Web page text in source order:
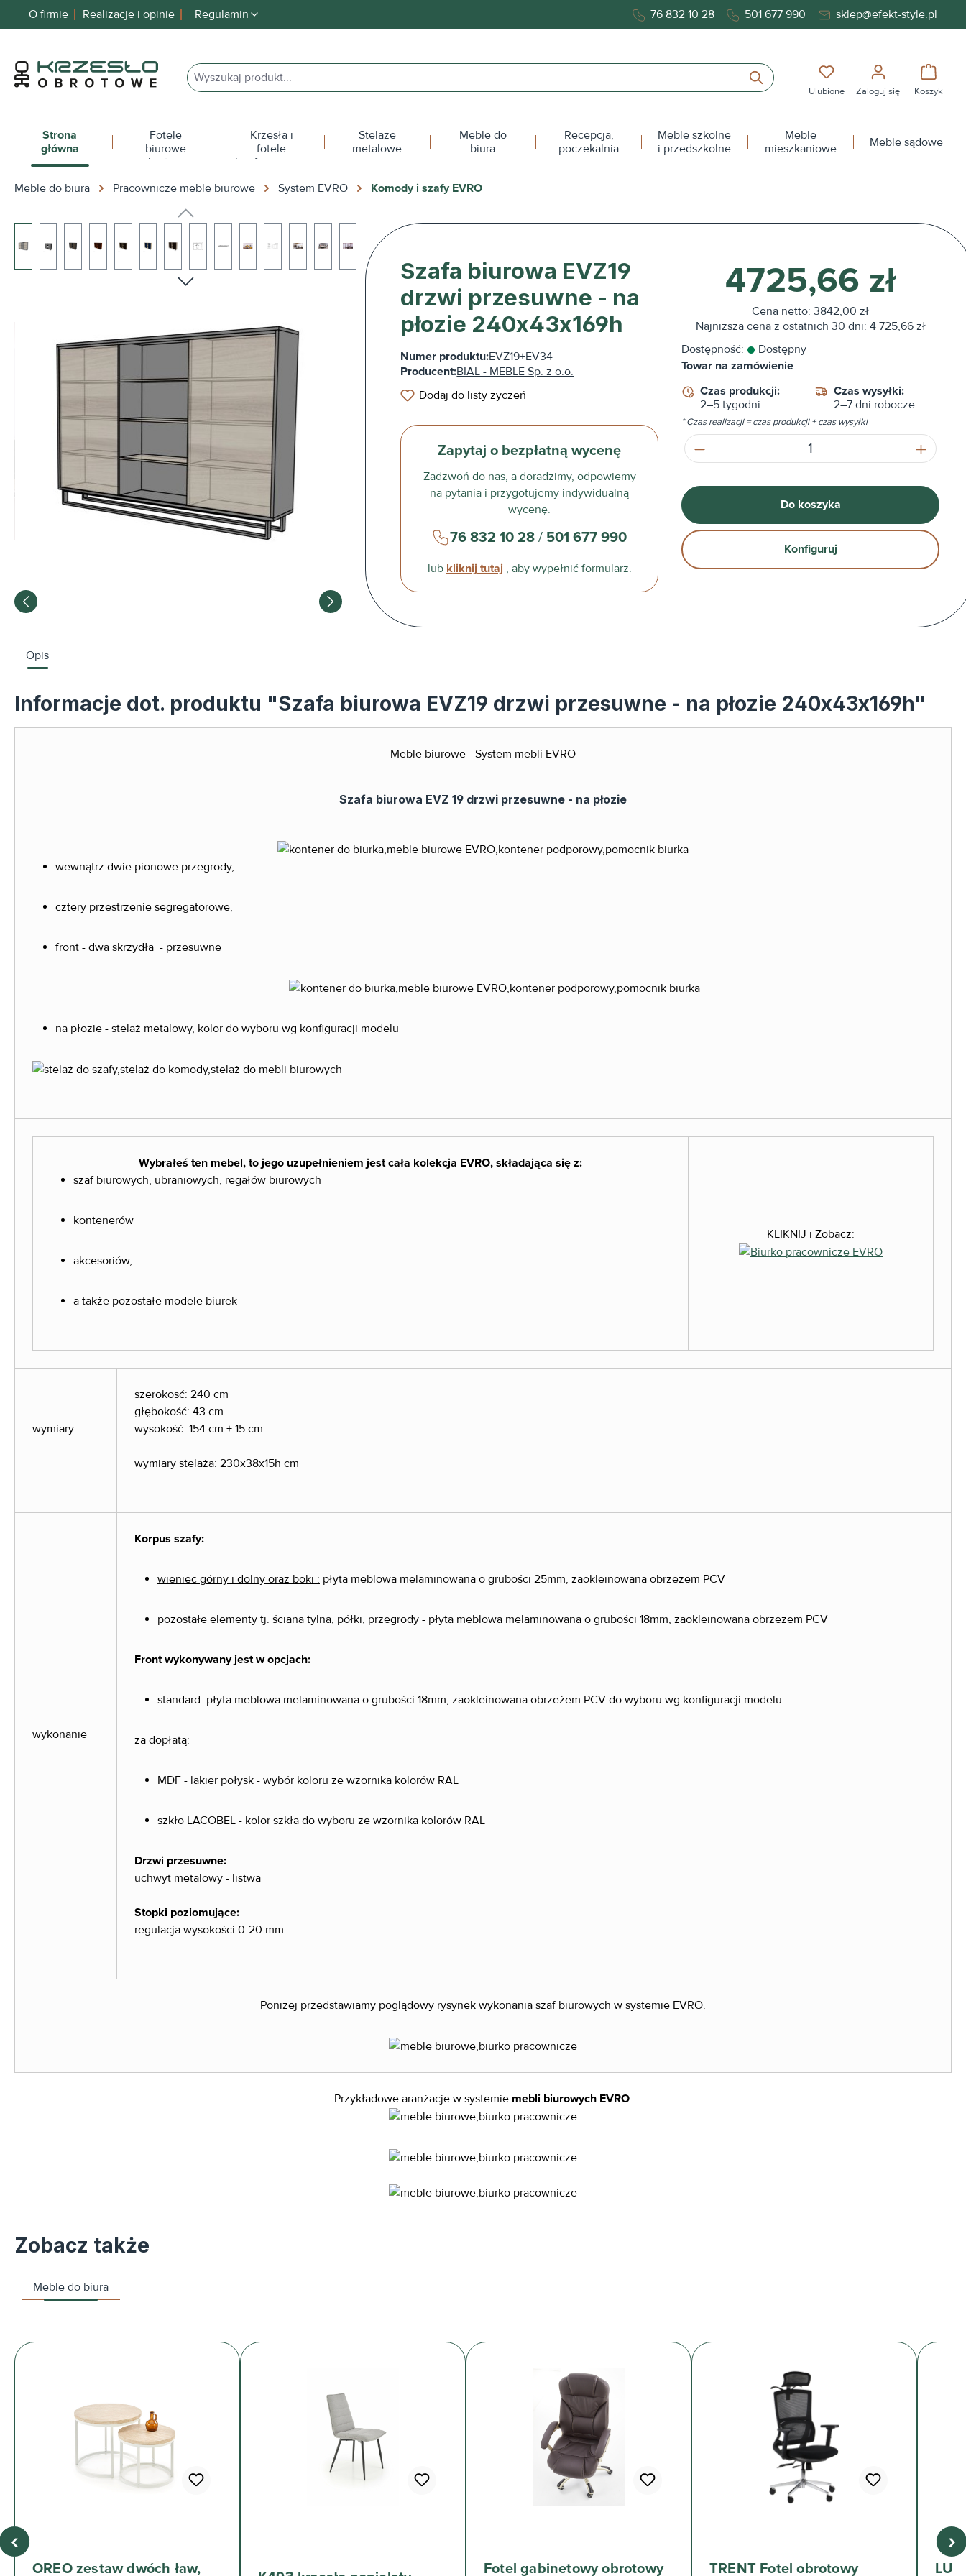
Przejdź do głównej nawigacji
O firmie Realizacje i opinie Regulamin 76 832 10 28 501 677 990 sklep@efekt-style.pl
Masz 0 przedmioty na
Ulubione Zaloguj się Koszyk
Strona
główna
Fotele
biurowe
obrotowe
Krzesła i
fotele
konferencyjne
Stelaże
metalowe
Meble do
biura
Recepcja,
poczekalnia
Meble szkolne
i przedszkolne
Meble
mieszkaniowe
Meble sądowe
Meble do biura Pracownicze meble biurowe System EVRO Komody i szafy EVRO
Szafa biurowa EVZ19
drzwi przesuwne - na
płozie 240x43x169h
Numer produktu:EVZ19+EV34
Producent:BIAL - MEBLE Sp. z o.o.
Dodaj do listy życzeń
Zapytaj o bezpłatną wycenę
Zadzwoń do nas, a doradzimy, odpowiemy
na pytania i przygotujemy indywidualną
wycenę.
76 832 10 28 / 501 677 990
lub kliknij tutaj , aby wypełnić formularz.
4725,66 zł
Cena netto: 3842,00 zł
Najniższa cena z ostatnich 30 dni: 4 725,66 zł
Dostępność:
Dostępny
Towar na zamówienie
Czas produkcji:
2–5 tygodni
Czas wysyłki:
2–7 dni robocze
* Czas realizacji = czas produkcji + czas wysyłki
Ilość produktu: Wprowadź żądaną
Do koszyka
Konfiguruj
Opis
Informacje dot. produktu "Szafa biurowa EVZ19 drzwi przesuwne - na płozie 240x43x169h"
Meble biurowe - System mebli EVRO
Szafa biurowa EVZ 19 drzwi przesuwne - na płozie
wewnątrz dwie pionowe przegrody,
cztery przestrzenie segregatorowe,
front - dwa skrzydła - przesuwne
na płozie - stelaż metalowy, kolor do wyboru wg konfiguracji modelu
Wybrałeś ten mebel, to jego uzupełnieniem jest cała kolekcja EVRO, składająca się z:
szaf biurowych, ubraniowych, regałów biurowych
kontenerów
akcesoriów,
a także pozostałe modele biurek
KLIKNIJ i Zobacz:
wymiary
szerokosć: 240 cm
głębokość: 43 cm
wysokość: 154 cm + 15 cm
wymiary stelaża: 230x38x15h cm
wykonanie
Korpus szafy:
wieniec górny i dolny oraz boki : płyta meblowa melaminowana o grubości 25mm, zaokleinowana obrzeżem PCV
pozostałe elementy tj. ściana tylna, półki, przegrody - płyta meblowa melaminowana o grubości 18mm, zaokleinowana obrzeżem PCV
Front wykonywany jest w opcjach:
standard: płyta meblowa melaminowana o grubości 18mm, zaokleinowana obrzeżem PCV do wyboru wg konfiguracji modelu
za dopłatą:
MDF - lakier połysk - wybór koloru ze wzornika kolorów RAL
szkło LACOBEL - kolor szkła do wyboru ze wzornika kolorów RAL
Drzwi przesuwne:
uchwyt metalowy - listwa
Stopki poziomujące:
regulacja wysokości 0-20 mm
Poniżej przedstawiamy poglądowy rysynek wykonania szaf biurowych w systemie EVRO.
Przykładowe aranżacje w systemie mebli biurowych EVRO:
Zobacz także
Meble do biura
OREO zestaw dwóch ław, Fotel gabinetowy obrotowy TRENT Fotel obrotowy
‹ ›